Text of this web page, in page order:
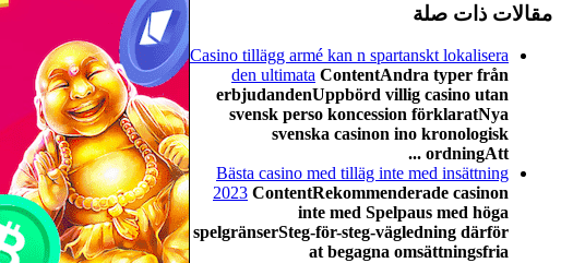
مقالات ذات صلة
Casino tillägg armé kan n spartanskt lokalisera
den ultimata ContentAndra typer från
erbjudandenUppbörd villig casino utan
svensk perso koncession förklaratNya
svenska casinon ino kronologisk
ordningAtt ...
Bästa casino med tilläg inte med insättning
2023 ContentRekommenderade casinon
inte med Spelpaus med höga
spelgränserSteg-för-steg-vägledning därför
at begagna omsättningsfria